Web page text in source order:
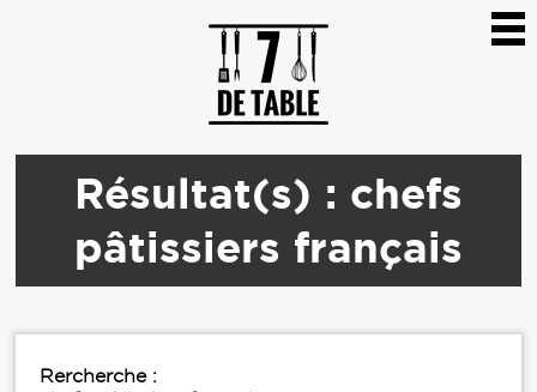
Résultat(s) : chefs
pâtissiers français
Rercherche :